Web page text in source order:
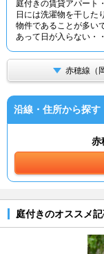
庭付きの賃貸アパート
日には洗濯物を干した
物件であることが多い
あって日が入らない・
赤穂線（
沿線・住所から探す
赤
庭付きのオススメ